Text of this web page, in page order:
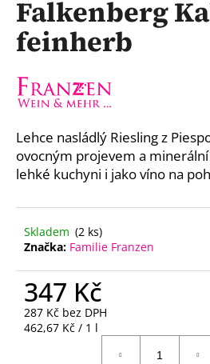
Falkenberg
feinherb
Lehce nasládlý Riesling z
ovocným projevem a
lehké kuchyni i jako víno na
Skladem (2 ks)
Značka: Familie Franzen
347 Kč
287 Kč bez DPH
Měrná
462,67 Kč / 1 l
a
j
t
?
HLEDAT
D
o
p
o